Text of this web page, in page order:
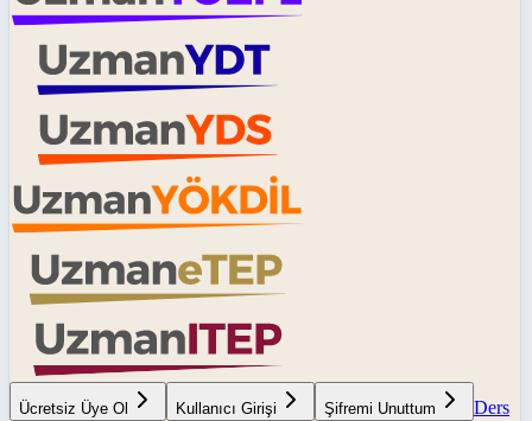
Ücretsiz Üye Ol Kullanıcı Girişi Şifremi Unuttum
Ders